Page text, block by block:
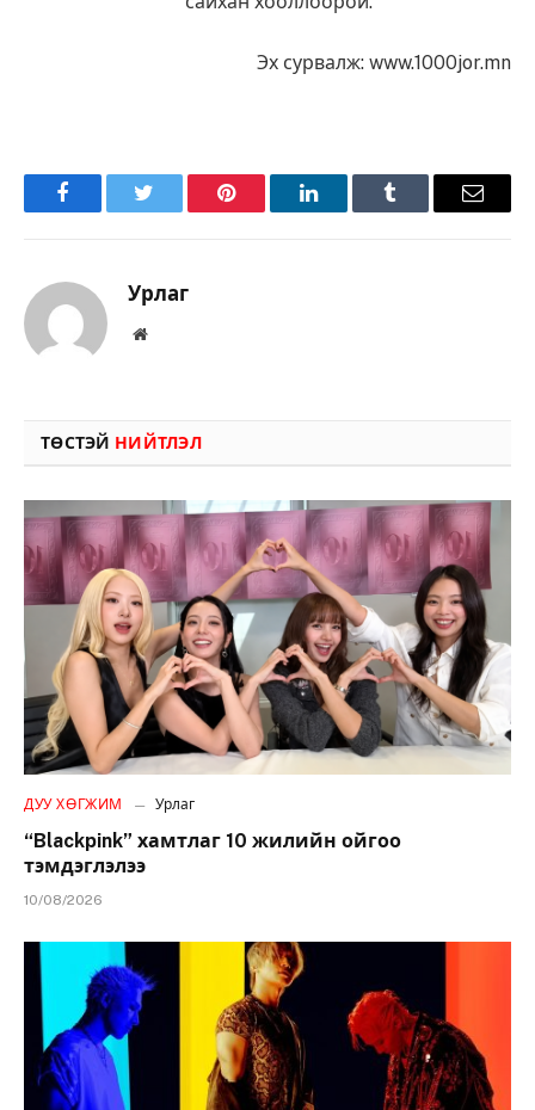
Эх сурвалж: www.1000jor.mn
FacebookTwitter Pinterest LinkedInTumblr Имэйл
Урлаг
Вэбсайт
ТӨСТЭЙ НИЙТЛЭЛ
ДУУ ХӨГЖИМ Урлаг
“Blackpink” хамтлаг 10 жилийн ойгоо
тэмдэглэлээ
10/08/2026